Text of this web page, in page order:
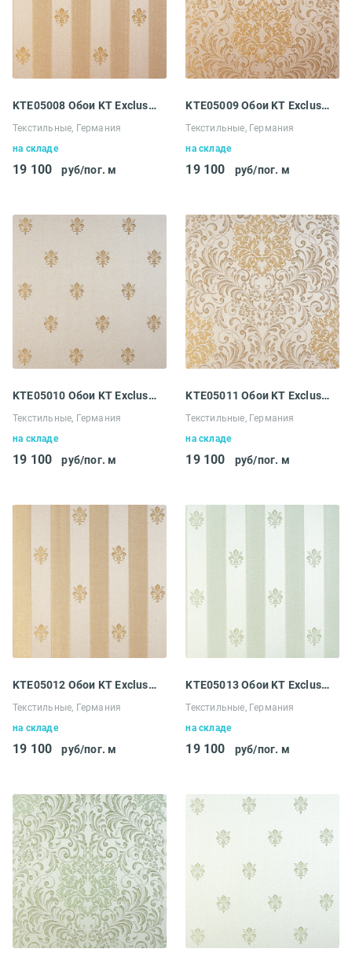
KTE05008 Обои KT Exclusive Ludowig
Текстильные, Германия
на складе
19 100 руб/пог. м
KTE05009 Обои KT Exclusive Ludowig
Текстильные, Германия
на складе
19 100 руб/пог. м
KTE05010 Обои KT Exclusive Ludowig
Текстильные, Германия
на складе
19 100 руб/пог. м
KTE05011 Обои KT Exclusive Ludowig
Текстильные, Германия
на складе
19 100 руб/пог. м
KTE05012 Обои KT Exclusive Ludowig
Текстильные, Германия
на складе
19 100 руб/пог. м
KTE05013 Обои KT Exclusive Ludowig
Текстильные, Германия
на складе
19 100 руб/пог. м